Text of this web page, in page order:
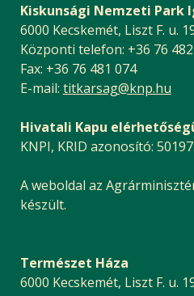
Kiskunsági Nemzeti Park
6000 Kecskemét, Liszt F. u.
Központi telefon: +36 76 482
Fax: +36 76 481 074
E-mail: titkarsag@knp.hu
Hivatali Kapu
KNPI, KRID azonosító:
A weboldal az
készült.
Természet Háza
6000 Kecskemét, Liszt F. u.